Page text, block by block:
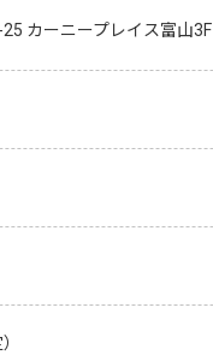
カーニープレイス富山3F